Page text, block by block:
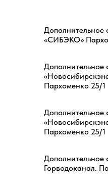
«СИБЭКО»
Пархоменко 25/1
Пархоменко 25/1
Горводоканал.